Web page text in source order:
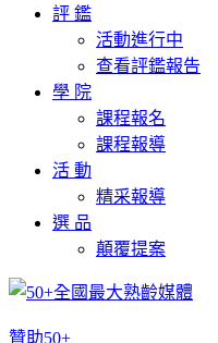
評 鑑
活動進行中
查看評鑑報告
學 院
課程報名
課程報導
活 動
精采報導
選 品
顛覆提案
贊助50+